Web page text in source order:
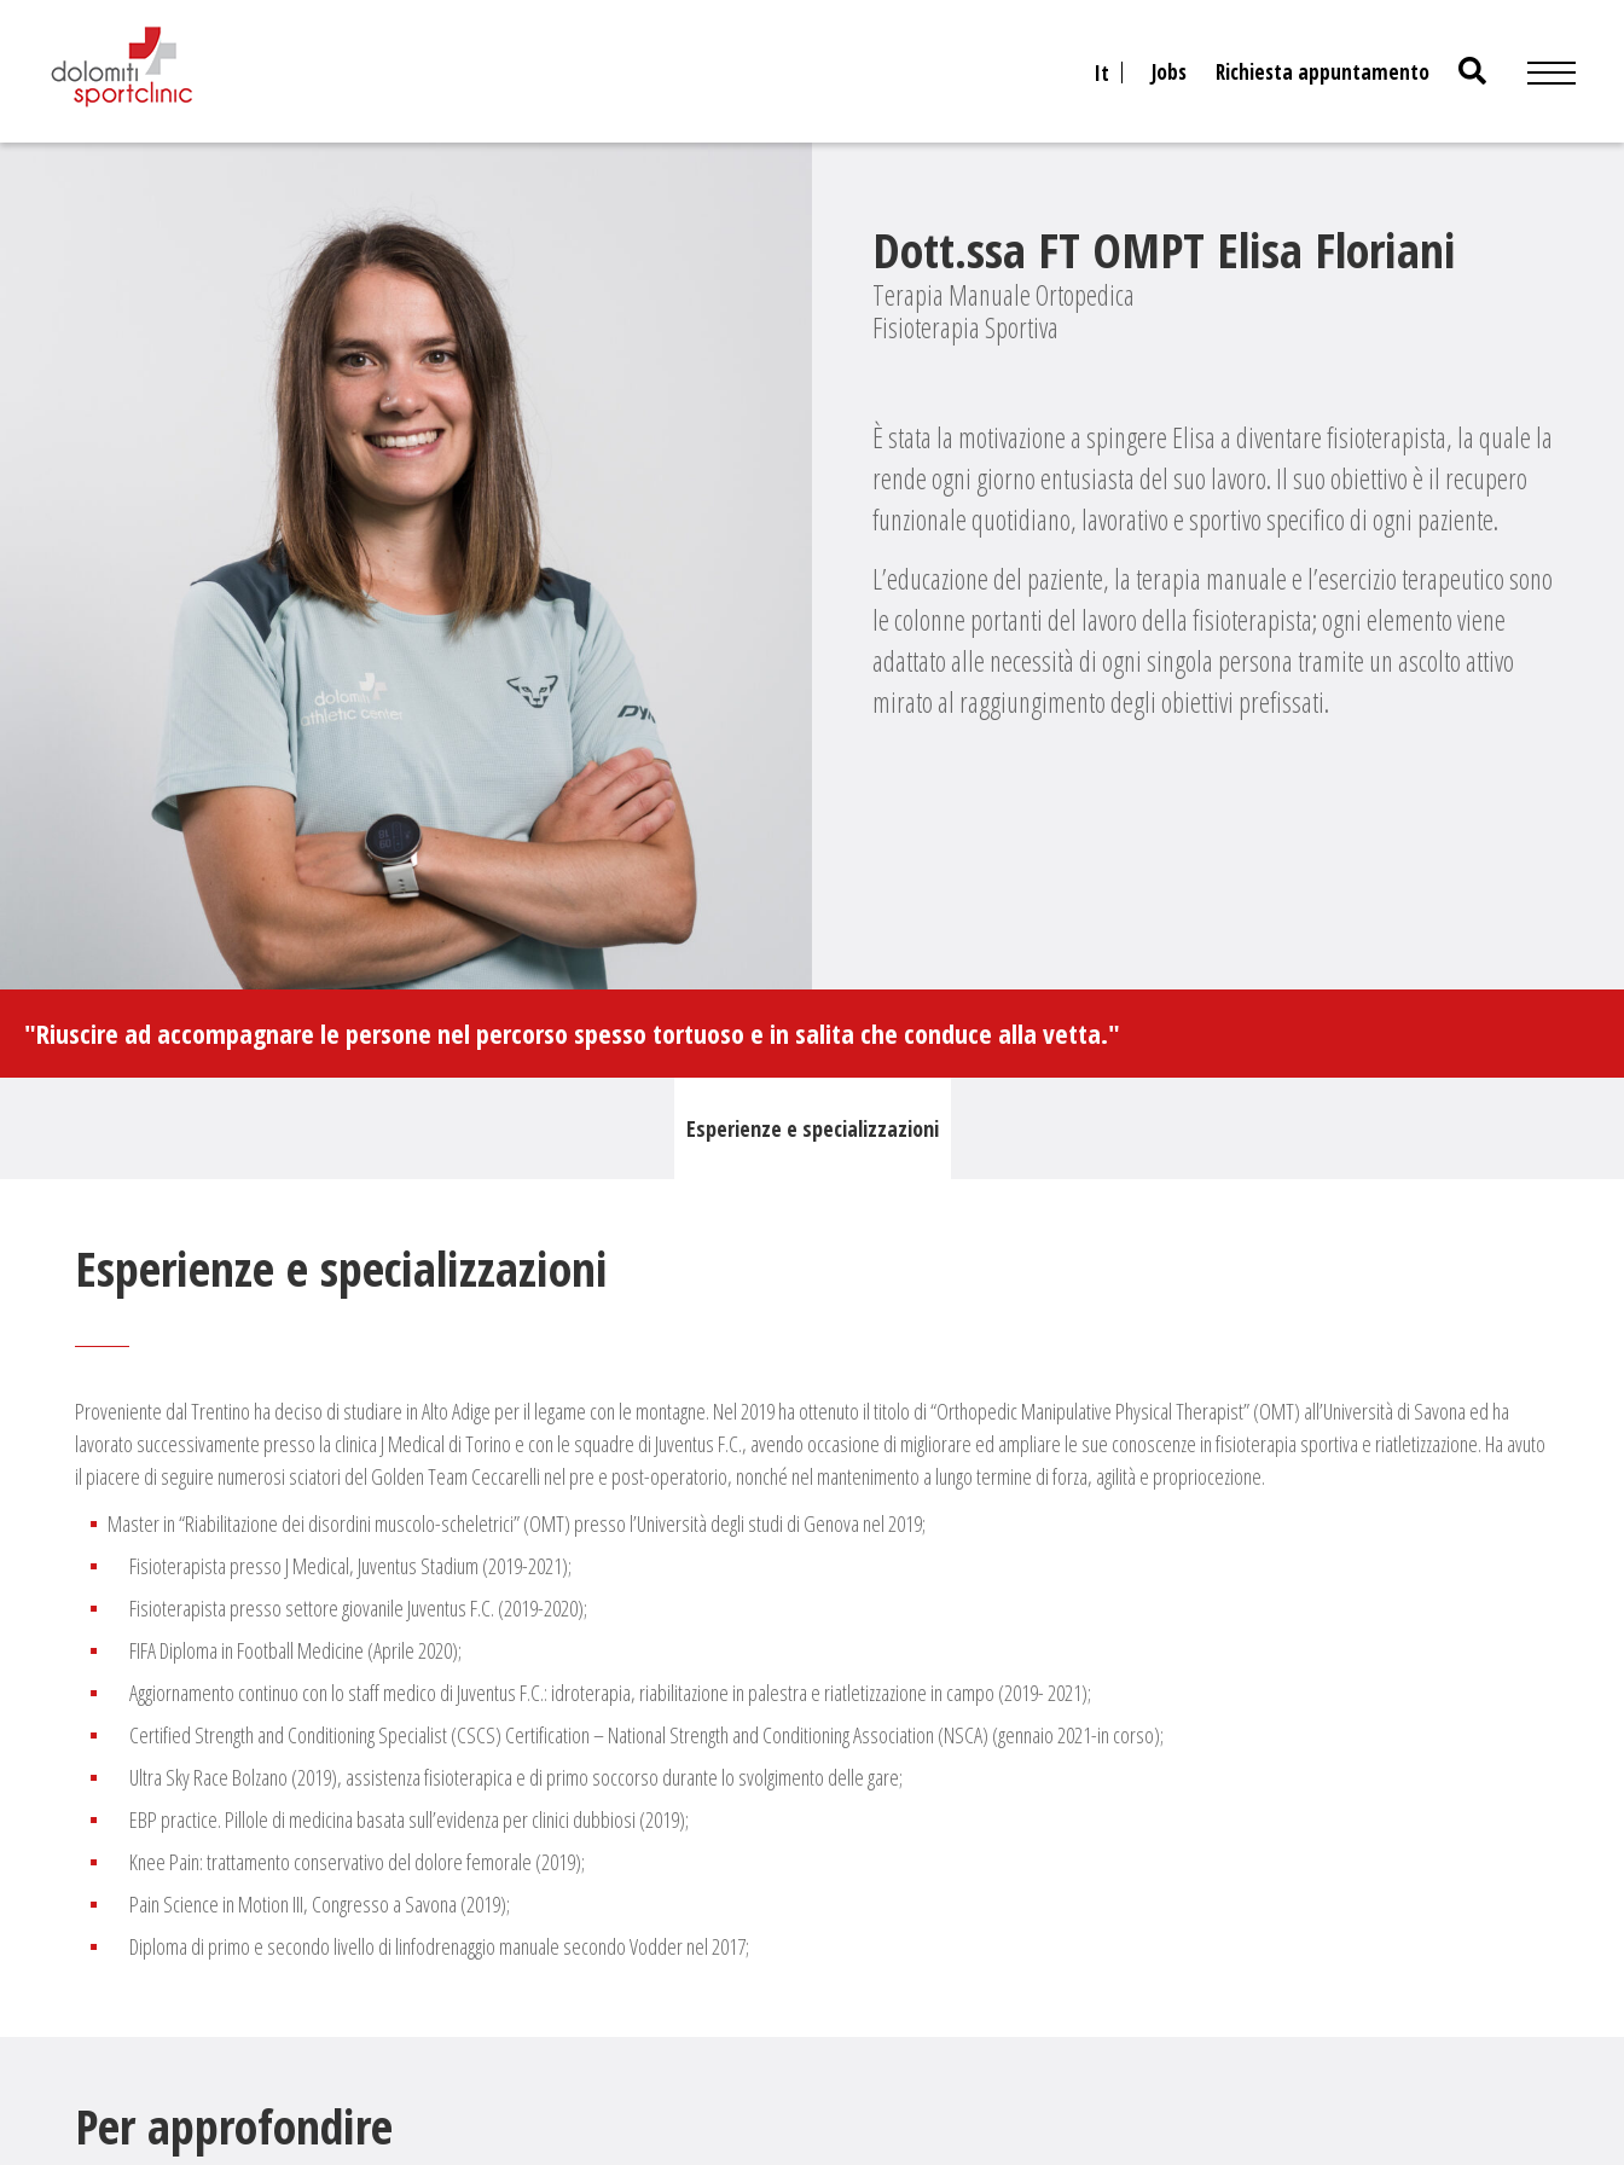
It Jobs Richiesta appuntamento
Search
Dott.ssa FT OMPT Elisa Floriani
Terapia Manuale Ortopedica
Fisioterapia Sportiva
È stata la motivazione a spingere Elisa a diventare fisioterapista, la quale la
rende ogni giorno entusiasta del suo lavoro. Il suo obiettivo è il recupero
funzionale quotidiano, lavorativo e sportivo specifico di ogni paziente.
L’educazione del paziente, la terapia manuale e l’esercizio terapeutico sono
le colonne portanti del lavoro della fisioterapista; ogni elemento viene
adattato alle necessità di ogni singola persona tramite un ascolto attivo
mirato al raggiungimento degli obiettivi prefissati.
"Riuscire ad accompagnare le persone nel percorso spesso tortuoso e in salita che conduce alla vetta."
Esperienze e specializzazioni
Esperienze e specializzazioni
Proveniente dal Trentino ha deciso di studiare in Alto Adige per il legame con le montagne. Nel 2019 ha ottenuto il titolo di “Orthopedic Manipulative Physical Therapist” (OMT) all’Università di Savona ed ha
lavorato successivamente presso la clinica J Medical di Torino e con le squadre di Juventus F.C., avendo occasione di migliorare ed ampliare le sue conoscenze in fisioterapia sportiva e riatletizzazione. Ha avuto
il piacere di seguire numerosi sciatori del Golden Team Ceccarelli nel pre e post-operatorio, nonché nel mantenimento a lungo termine di forza, agilità e propriocezione.
Master in “Riabilitazione dei disordini muscolo-scheletrici” (OMT) presso l’Università degli studi di Genova nel 2019;
Fisioterapista presso J Medical, Juventus Stadium (2019-2021);
Fisioterapista presso settore giovanile Juventus F.C. (2019-2020);
FIFA Diploma in Football Medicine (Aprile 2020);
Aggiornamento continuo con lo staff medico di Juventus F.C.: idroterapia, riabilitazione in palestra e riatletizzazione in campo (2019- 2021);
Certified Strength and Conditioning Specialist (CSCS) Certification – National Strength and Conditioning Association (NSCA) (gennaio 2021-in corso);
Ultra Sky Race Bolzano (2019), assistenza fisioterapica e di primo soccorso durante lo svolgimento delle gare;
EBP practice. Pillole di medicina basata sull’evidenza per clinici dubbiosi (2019);
Knee Pain: trattamento conservativo del dolore femorale (2019);
Pain Science in Motion III, Congresso a Savona (2019);
Diploma di primo e secondo livello di linfodrenaggio manuale secondo Vodder nel 2017;
Per approfondire